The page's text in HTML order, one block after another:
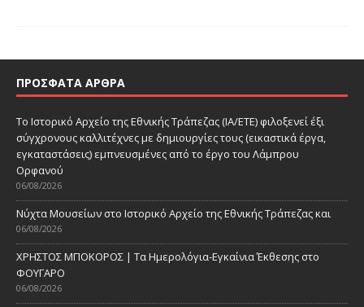
ΠΡΌΣΦΑΤΑ ΆΡΘΡΑ
Το Ιστορικό Αρχείο της Εθνικής Τράπεζας (ΙΑ/ΕΤΕ) φιλοξενεί έξι
σύγχρονους καλλιτέχνες με δημιουργίες τους (εικαστικά έργα,
εγκαταστάσεις) εμπνευσμένες από το έργο του Λάμπρου
Ορφανού
06/08/2026
Νύχτα Μουσείων στο Ιστορικό Αρχείο της Εθνικής Τράπεζας και
06/08/2026
ΧΡΗΣΤΟΣ ΜΠΟΚΟΡΟΣ | Τα Ημερολόγια-Εγκαίνια Έκθεσης στο
ΦΟΥΓΑΡΟ
06/08/2026